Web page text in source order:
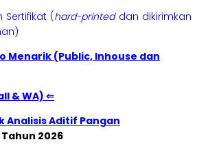
Sertifikat (hard-printeddan dikirimkan
Menarik (Public, Inhouse dan
& WA) ⇐
Analisis Aditif Pangan
Tahun 2026